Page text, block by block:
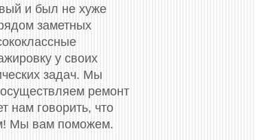
и был не хуже
заметных
у своих
задач. Мы
ремонт
нам говорить, что
Мы вам поможем.